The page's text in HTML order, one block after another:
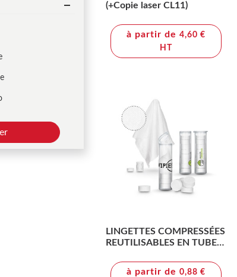
(+Copie laser CL11)
à partir de4,60 €
HT
LINGETTES COMPRESSÉES
REUTILISABLES EN TUBE
à partir de0,88 €